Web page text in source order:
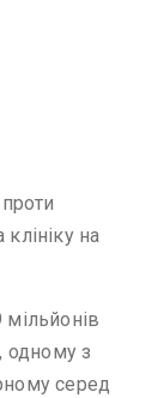
на
одному з
серед